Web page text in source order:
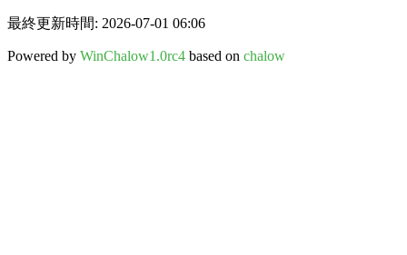
最終更新時間: 2026-07-01 06:06
Powered by WinChalow1.0rc4 based on chalow